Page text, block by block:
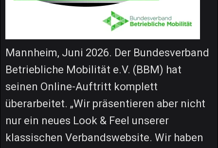
Mannheim, Juni 2026. Der Bundesverband
Betriebliche Mobilität e.V. (BBM) hat
seinen Online-Auftritt komplett
überarbeitet. „Wir präsentieren aber nicht
nur ein neues Look & Feel unserer
klassischen Verbandswebsite. Wir haben